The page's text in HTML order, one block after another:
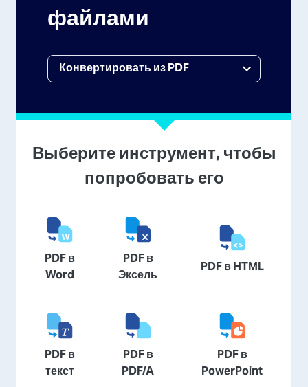
файлами
Выберите инструмент, чтобы
попробовать его
PDF в
Word
PDF в
Эксель
PDF в HTML
PDF в
текст
PDF в
PDF/A
PDF в
PowerPoint